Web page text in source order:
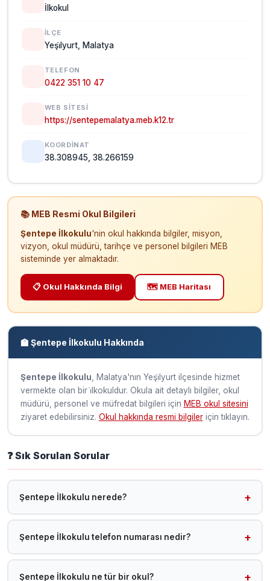
İlkokul
İLÇE
Yeşi̇lyurt, Malatya
TELEFON
0422 351 10 47
WEB SITESI
https://sentepemalatya.meb.k12.tr
KOORDINAT
38.308945, 38.266159
📚 MEB Resmi Okul Bilgileri
Şentepe İlkokulu'nin okul hakkında bilgiler, misyon,
vizyon, okul müdürü, tarihçe ve personel bilgileri MEB
sisteminde yer almaktadır.
📋 Okul Hakkında Bilgi 🗺️ MEB Haritası
🏫 Şentepe İlkokulu Hakkında
Şentepe İlkokulu , Malatya'nın Yeşi̇lyurt ilçesinde hizmet
vermekte olan bir i̇lkokuldur. Okula ait detaylı bilgiler, okul
müdürü, personel ve müfredat bilgileri için MEB okul sitesini
ziyaret edebilirsiniz. Okul hakkında resmi bilgileriçin tıklayın.
❓ Sık Sorulan Sorular
Şentepe İlkokulu nerede?
Şentepe İlkokulu, Malatya Yeşi̇lyurt ilçesinde yer almaktadır.
Google Harita koordinatları: 38.308944988786,
https://www.google.com/maps?
q=38.308944988786,38.266158608337
Şentepe İlkokulu telefon numarası nedir?
Şentepe İlkokulu telefon numarası: 0422 351 10 47. Bu
numaradan okul idaresiyle iletişime geçebilirsiniz.
Şentepe İlkokulu ne tür bir okul?